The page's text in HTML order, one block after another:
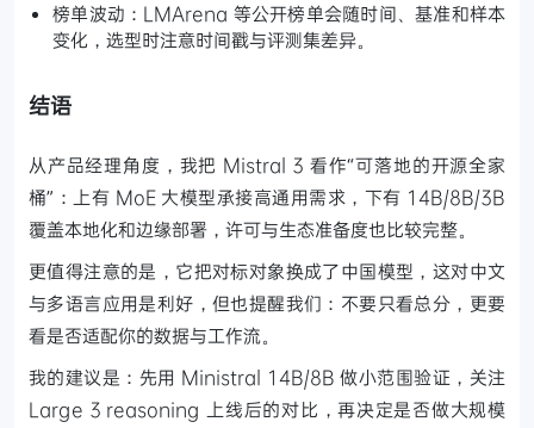
榜单波动：LMArena 等公开榜单会随时间、基准和样本
变化，选型时注意时间戳与评测集差异。
结语
从产品经理角度，我把 Mistral 3 看作“可落地的开源全家
桶”：上有 MoE 大模型承接高通用需求，下有 14B/8B/3B
覆盖本地化和边缘部署，许可与生态准备度也比较完整。
更值得注意的是，它把对标对象换成了中国模型，这对中文
与多语言应用是利好，但也提醒我们：不要只看总分，更要
看是否适配你的数据与工作流。
我的建议是：先用 Ministral 14B/8B 做小范围验证，关注
Large 3 reasoning 上线后的对比，再决定是否做大规模